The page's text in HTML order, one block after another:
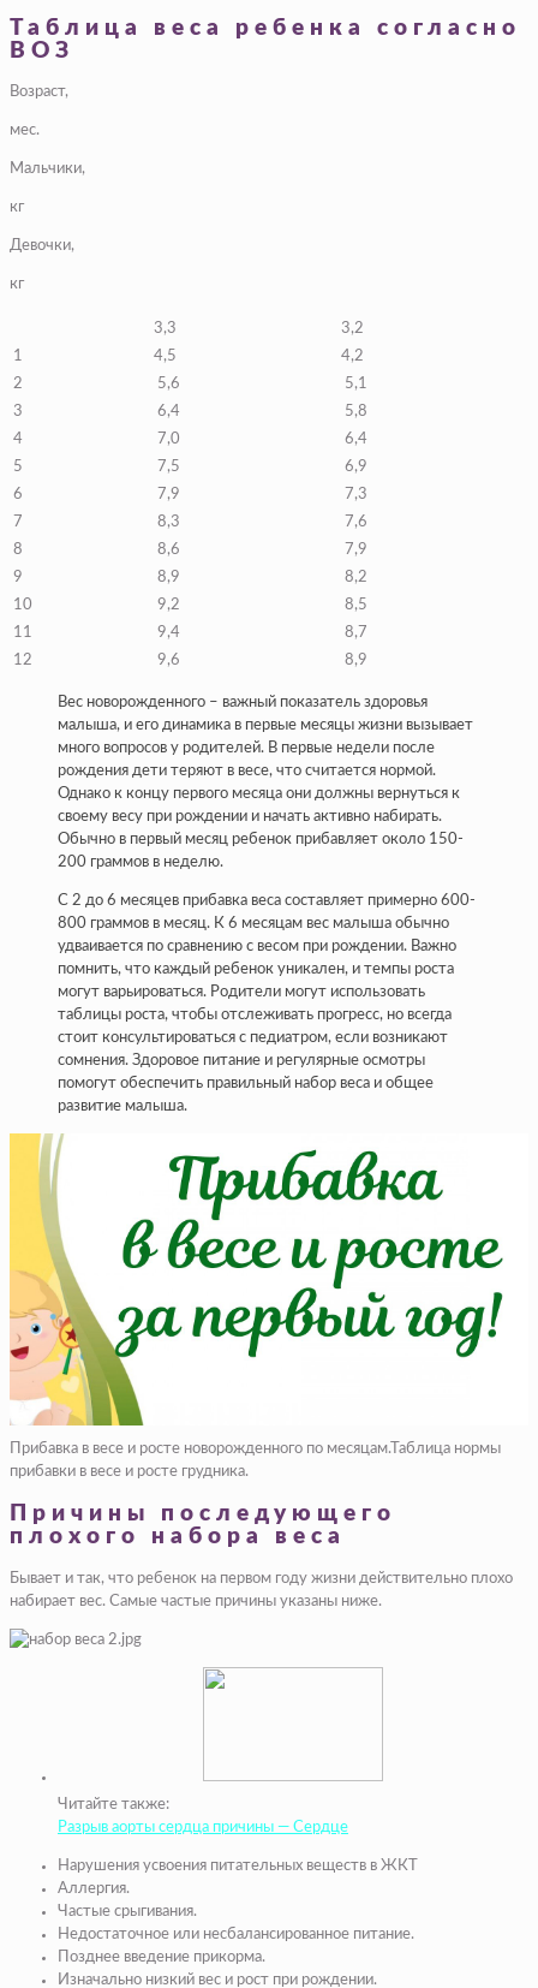
Таблица веса ребенка согласно
ВОЗ
Возраст,
мес.
Мальчики,
кг
Девочки,
кг
3,3
3,2
1
4,5
4,2
2
5,6
5,1
3
6,4
5,8
4
7,0
6,4
5
7,5
6,9
6
7,9
7,3
7
8,3
7,6
8
8,6
7,9
9
8,9
8,2
10
9,2
8,5
11
9,4
8,7
12
9,6 8,9
Вес новорожденного – важный показатель здоровья
малыша, и его динамика в первые месяцы жизни вызывает
много вопросов у родителей. В первые недели после
рождения дети теряют в весе, что считается нормой.
Однако к концу первого месяца они должны вернуться к
своему весу при рождении и начать активно набирать.
Обычно в первый месяц ребенок прибавляет около 150-
200 граммов в неделю.
С 2 до 6 месяцев прибавка веса составляет примерно 600-
800 граммов в месяц. К 6 месяцам вес малыша обычно
удваивается по сравнению с весом при рождении. Важно
помнить, что каждый ребенок уникален, и темпы роста
могут варьироваться. Родители могут использовать
таблицы роста, чтобы отслеживать прогресс, но всегда
стоит консультироваться с педиатром, если возникают
сомнения. Здоровое питание и регулярные осмотры
помогут обеспечить правильный набор веса и общее
развитие малыша.
Прибавка в весе и росте новорожденного по месяцам.Таблица нормы
прибавки в весе и росте грудника.
Причины последующего
плохого набора веса
Бывает и так, что ребенок на первом году жизни действительно плохо
набирает вес. Самые частые причины указаны ниже.
Читайте также:
Разрыв аорты сердца причины — Сердце
Нарушения усвоения питательных веществ в ЖКТ
Аллергия.
Частые срыгивания.
Недостаточное или несбалансированное питание.
Позднее введение прикорма.
Изначально низкий вес и рост при рождении.